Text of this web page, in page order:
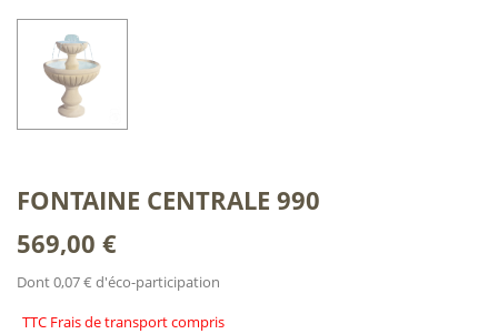
FONTAINE CENTRALE 990
569,00 €
Dont 0,07 € d'éco-participation
TTC Frais de transport compris